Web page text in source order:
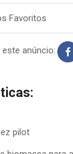
Favoritos
anúncio:
pilot